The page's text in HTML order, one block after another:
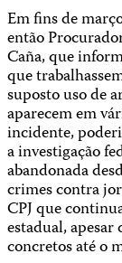
Em fins de
então
Caña, que
que
suposto uso de
aparecem em
incidente,
a investigação
abandonada
crimes contra
CPJ que
estadual,
concretos até o